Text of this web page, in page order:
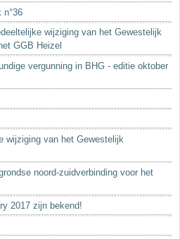
n°36
wijziging van het Gewestelijk
GGB Heizel
vergunning in BHG - editie oktober
wijziging van het Gewestelijk
noord-zuidverbinding voor het
2017 zijn bekend!